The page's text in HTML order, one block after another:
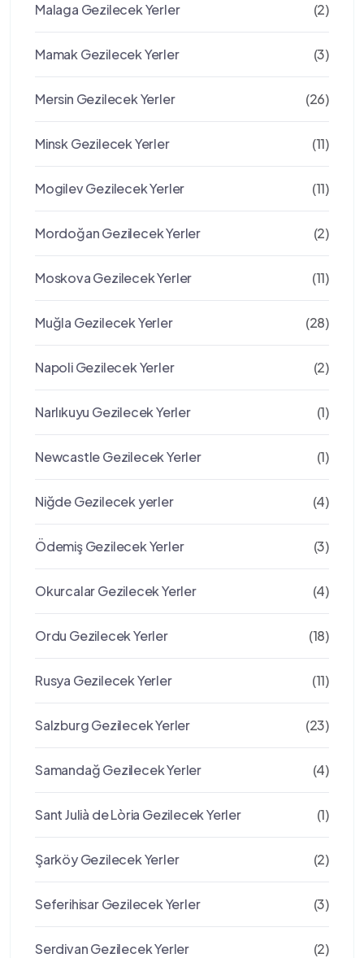
Malaga Gezilecek Yerler (2)
Mamak Gezilecek Yerler (3)
Mersin Gezilecek Yerler (26)
Minsk Gezilecek Yerler (11)
Mogilev Gezilecek Yerler (11)
Mordoğan Gezilecek Yerler (2)
Moskova Gezilecek Yerler (11)
Muğla Gezilecek Yerler (28)
Napoli Gezilecek Yerler (2)
Narlıkuyu Gezilecek Yerler (1)
Newcastle Gezilecek Yerler (1)
Niğde Gezilecek yerler (4)
Ödemiş Gezilecek Yerler (3)
Okurcalar Gezilecek Yerler (4)
Ordu Gezilecek Yerler (18)
Rusya Gezilecek Yerler (11)
Salzburg Gezilecek Yerler (23)
Samandağ Gezilecek Yerler (4)
Sant Julià de Lòria Gezilecek Yerler (1)
Şarköy Gezilecek Yerler (2)
Seferihisar Gezilecek Yerler (3)
Serdivan Gezilecek Yerler (2)